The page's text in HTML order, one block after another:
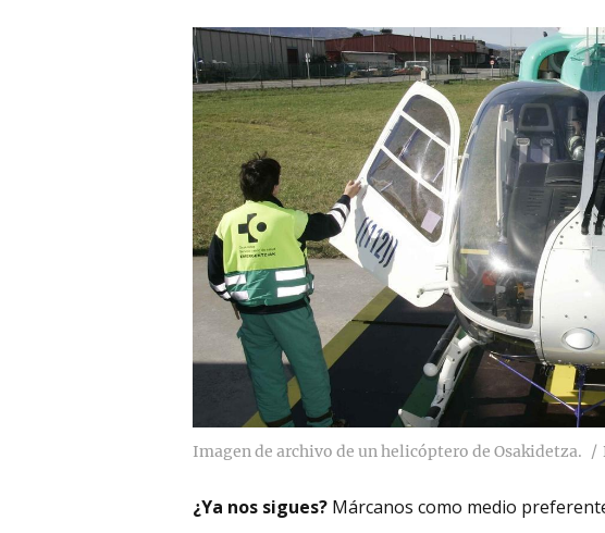
Imagen de archivo de un helicóptero de Osakidetza.
¿Ya nos sigues? Márcanos como medio